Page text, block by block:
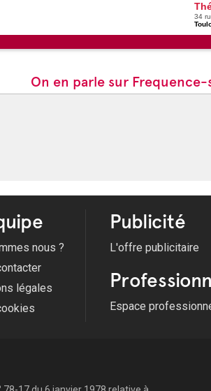
34
On en parle sur
nous ?
légales
Publicité
L'offre publicitaire
Espace